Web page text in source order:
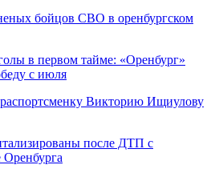
бойцов СВО в оренбургском
в первом тайме: «Оренбург»
с июля
Викторию Ищиулову
после ДТП с
Оренбурга